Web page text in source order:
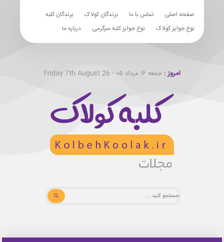
صفحه اصلی تماس با ما برندگان کولاک
برندگان کلبه
نوع جوایز کولاک
نوع جوایز کلبه سرگرمی درباره ما
امروز :جمعه ۱۶ مرداد ۰۵ - Friday 7th August 26